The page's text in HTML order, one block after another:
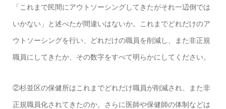
「これまで民間にアウトソーシングしてきたがそれ一辺倒では
いかない」と述べたが間違いはないか。これまでどれだけのア
ウトソーシングを行い、どれだけの職員を削減し、また非正規
職員にしてきたか、その数字をすべて明らかにしてください。
②杉並区の保健所はこれまでどれだけ職員が削減され、また非
正規職員化されてきたのか。さらに医師や保健師の体制などは